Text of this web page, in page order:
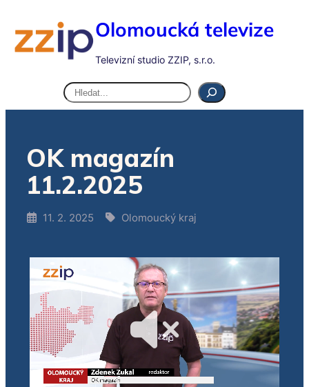
Olomoucká televize
Televizní studio ZZIP, s.r.o.
Hledat
OK magazín
11.2.2025
11. 2. 2025 Olomoucký kraj